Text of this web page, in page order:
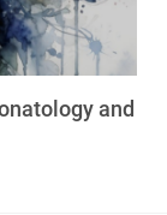
and